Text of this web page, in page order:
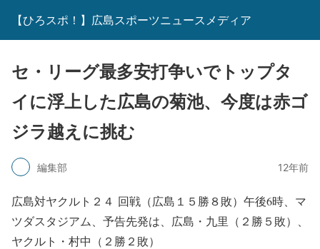
【ひろスポ！】広島スポーツニュースメディア
セ・リーグ最多安打争いでトップタ
イに浮上した広島の菊池、今度は赤ゴ
ジラ越えに挑む
編集部 12年前
広島対ヤクルト２４ 回戦（広島１５勝８敗）午後6時、マ
ツダスタジアム、予告先発は、広島・九里（２勝５敗）、
ヤクルト・村中（２勝２敗）